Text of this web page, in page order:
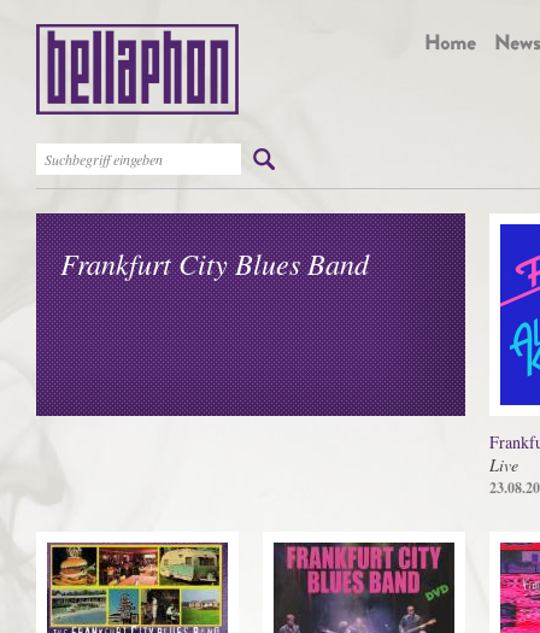
Frankfurt City Blues Band
Live